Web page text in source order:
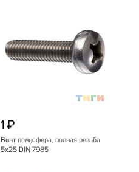
1 ₽
Винт полусфера, полная резьба
5х25 DIN 7985